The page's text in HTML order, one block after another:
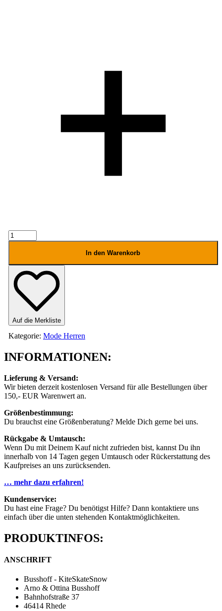
OXBOW
Warmedup
In den Warenkorb
Auf die Merkliste
Kategorie: Mode Herren
INFORMATIONEN:
Lieferung & Versand:
Wir bieten derzeit kostenlosen Versand für alle Bestellungen über
150,- EUR Warenwert an.
Größenbestimmung:
Du brauchst eine Größenberatung? Melde Dich gerne bei uns.
Rückgabe & Umtausch:
Wenn Du mit Deinem Kauf nicht zufrieden bist, kannst Du ihn
innerhalb von 14 Tagen gegen Umtausch oder Rückerstattung des
Kaufpreises an uns zurücksenden.
… mehr dazu erfahren!
Kundenservice:
Du hast eine Frage? Du benötigst Hilfe? Dann kontaktiere uns
einfach über die unten stehenden Kontaktmöglichkeiten.
PRODUKTINFOS:
ANSCHRIFT
Busshoff - KiteSkateSnow
Arno & Ottina Busshoff
Bahnhofstraße 37
46414 Rhede